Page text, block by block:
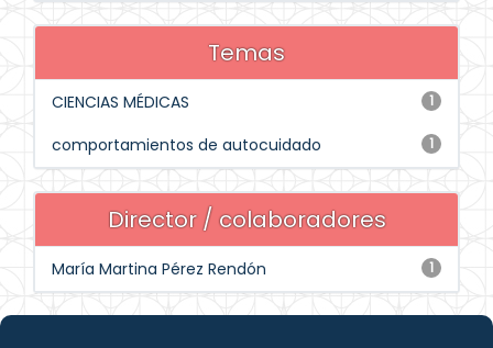
Temas
1
CIENCIAS MÉDICAS
1
comportamientos de autocuidado
Director / colaboradores
1
María Martina Pérez Rendón